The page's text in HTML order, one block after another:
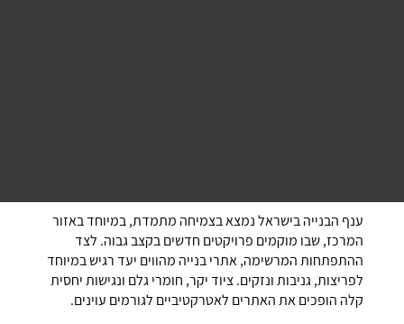
ענף הבנייה בישראל נמצא בצמיחה מתמדת, במיוחד באזור
המרכז, שבו מוקמים פרויקטים חדשים בקצב גבוה. לצד
ההתפתחות המרשימה, אתרי בנייה מהווים יעד רגיש במיוחד
לפריצות, גניבות ונזקים. ציוד יקר, חומרי גלם ונגישות יחסית
קלה הופכים את האתרים לאטרקטיביים לגורמים עוינים.